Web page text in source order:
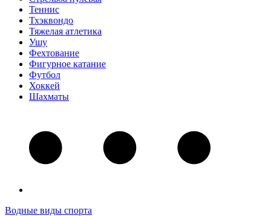
Теннис
Тхэквондо
Тяжелая атлетика
Ушу
Фехтование
Фигурное катание
Футбол
Хоккей
Шахматы
Водные виды спорта